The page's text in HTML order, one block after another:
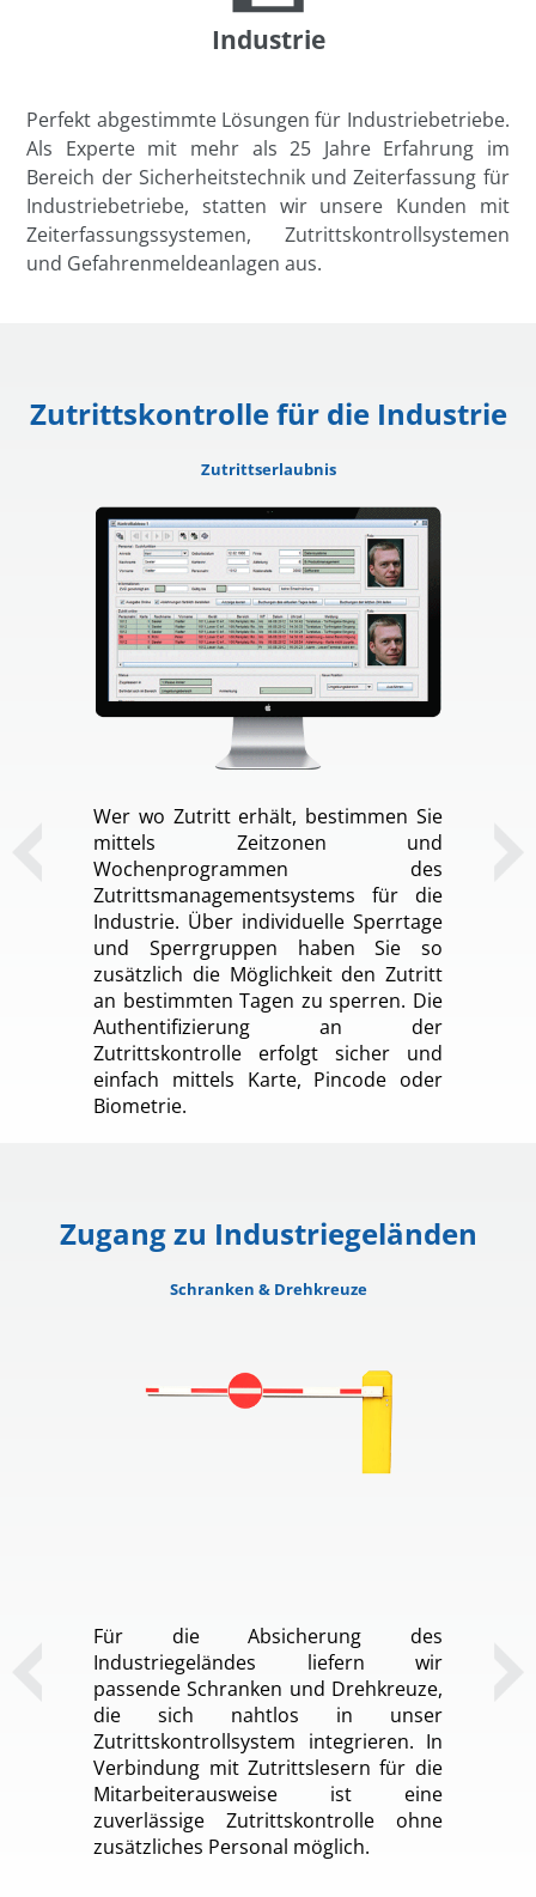
Industrie
Perfekt abgestimmte Lösungen für Industriebetriebe.
Als Experte mit mehr als 25 Jahre Erfahrung im
Bereich der Sicherheitstechnik und Zeiterfassung für
Industriebetriebe, statten wir unsere Kunden mit
Zeiterfassungssystemen, Zutrittskontrollsystemen
und Gefahrenmeldeanlagenaus.
Zutrittskontrolle für die Industrie
Zutrittserlaubnis
Wer wo Zutritt erhält, bestimmen Sie
mittels Zeitzonen und
Wochenprogrammen des
Zutrittsmanagementsystems für die
Industrie. Über individuelle Sperrtage
und Sperrgruppen haben Sie so
zusätzlich die Möglichkeit den Zutritt
an bestimmten Tagen zu sperren. Die
Authentifizierung an der
Zutrittskontrolle erfolgt sicher und
einfach mittels Karte, Pincode oder
Biometrie.
Zugang zu Industriegeländen
Schranken & Drehkreuze
Für die Absicherung des
Industriegeländes liefern wir
passende Schranken und Drehkreuze,
die sich nahtlos in unser
Zutrittskontrollsystem integrieren. In
Verbindung mit Zutrittslesern für die
Mitarbeiterausweise ist eine
zuverlässige Zutrittskontrolle ohne
zusätzliches Personal möglich.